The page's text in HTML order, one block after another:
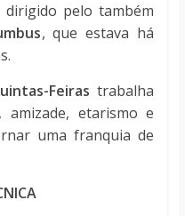
dirigido pelo também
, que estava há
Feiras trabalha
amizade, etarismo e
uma franquia de